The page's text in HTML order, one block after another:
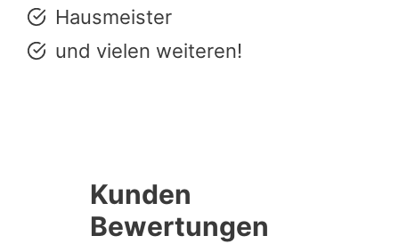
Hausmeister
und vielen weiteren!
Kunden
Bewertungen